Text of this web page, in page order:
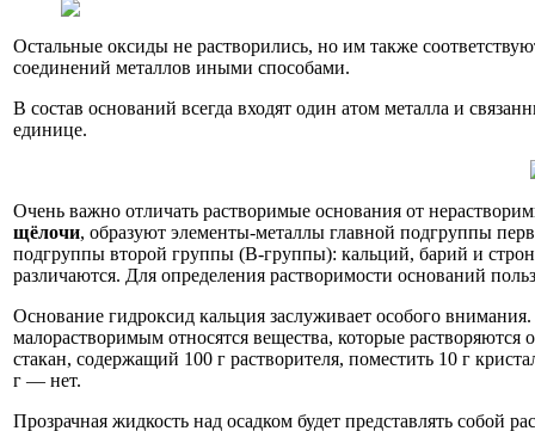
Остальные оксиды не растворились, но им также
соединений металлов иными способами.
В состав оснований всегда входят один атом металла и
единице.
Очень важно отличать растворимые основания от
щёлочи, образуют элементы-металлы главной подгруппы
подгруппы второй группы (В-группы): кальций, барий и
различаются. Для определения растворимости оснований
Основание гидроксид кальция заслуживает особого
малорастворимым относятся вещества, которые
стакан, содержащий 100 г растворителя, поместить 10 г
г — нет.
Прозрачная жидкость над осадком будет представлять